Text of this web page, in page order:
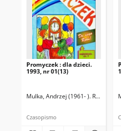
Promyczek : dla dzieci.
1993, nr 01(13)
Mulka, Andrzej (1961- ). Redaktor
Czasopismo